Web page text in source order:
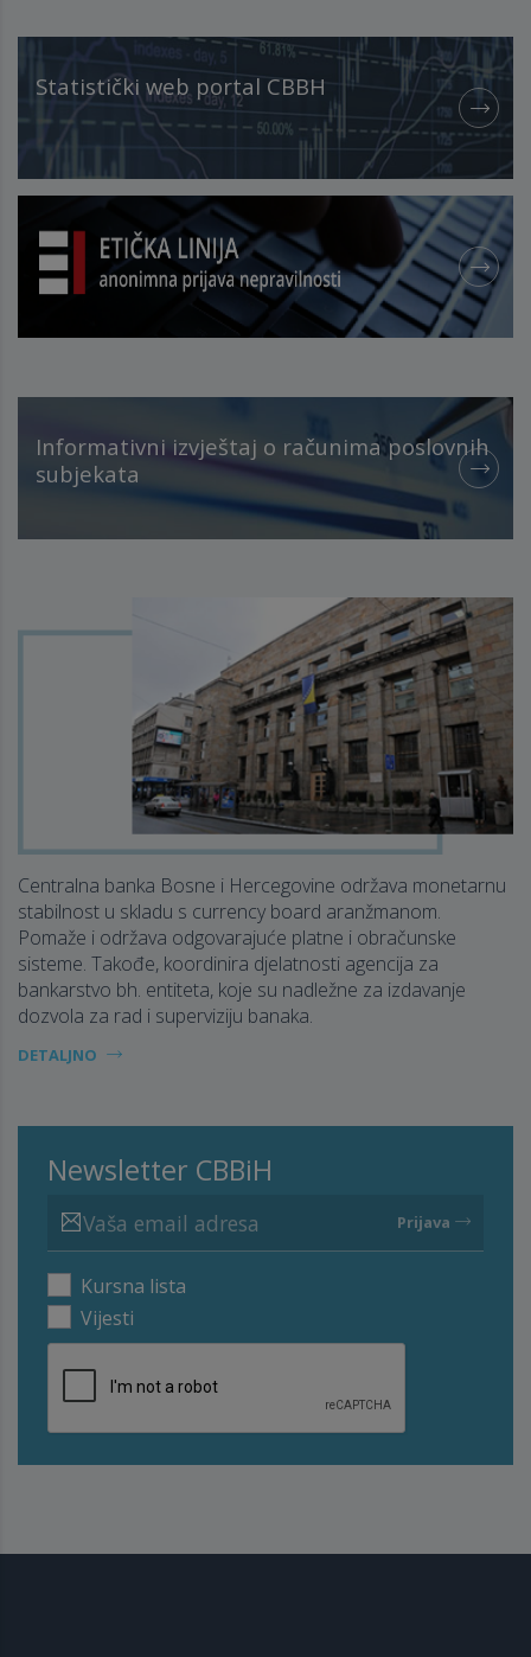
Statistički web portal CBBH
Informativni izvještaj o računima poslovnih
subjekata
Centralna banka Bosne i Hercegovine održava monetarnu
stabilnost u skladu s currency board aranžmanom.
Pomaže i održava odgovarajuće platne i obračunske
sisteme. Takođe, koordinira djelatnosti agencija za
bankarstvo bh. entiteta, koje su nadležne za izdavanje
dozvola za rad i superviziju banaka.
DETALJNO
Newsletter CBBiH
Prijava
Kursna lista
Vijesti